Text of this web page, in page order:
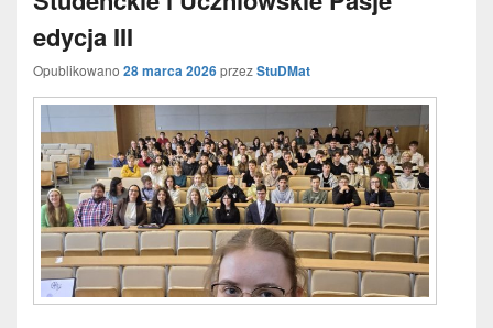
edycja III
Opublikowano 28 marca 2026przezStuDMat